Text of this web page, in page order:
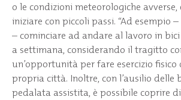
o le condizioni meteorologiche avverse,
iniziare con piccoli passi. “Ad esempio
– cominciare ad andare al lavoro in
a settimana, considerando il tragitto
un’opportunità per fare esercizio fisico
propria città. Inoltre, con l’ausilio delle
pedalata assistita, è possibile coprire